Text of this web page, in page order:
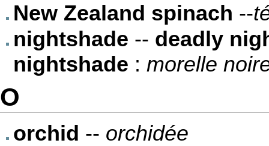
New Zealand spinach --
nightshade -- deadly
nightshade : morelle
O
orchid -- orchidée